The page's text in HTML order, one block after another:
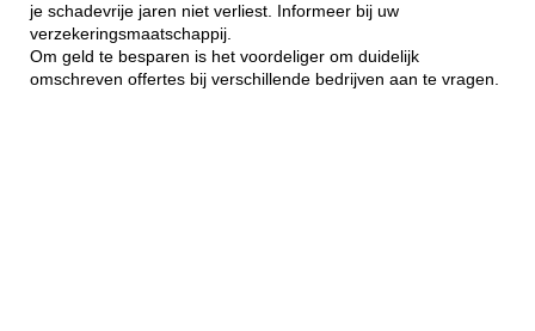
je schadevrije jaren niet verliest. Informeer bij uw
verzekeringsmaatschappij.
Om geld te besparen is het voordeliger om duidelijk
omschreven offertes bij verschillende bedrijven aan te vragen.